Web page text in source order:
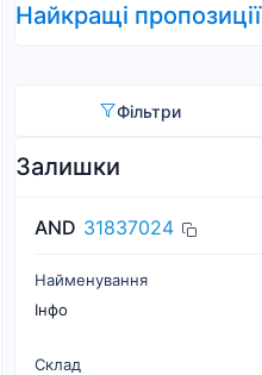
Найкращі пропозиції
Фільтри
Залишки
AND 31837024
Найменування
Інфо
Склад